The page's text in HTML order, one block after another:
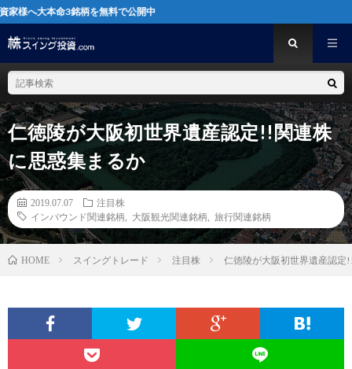
3銘柄を無料で公開中
仁徳陵が大阪初世界遺産認定!!関連株
に思惑集まるか
2019.07.07
注目株
インバウンド関連銘柄
大阪観光関連銘柄 旅行関連銘柄
HOME スイングトレード 注目株 仁徳陵が大阪初世界遺産認